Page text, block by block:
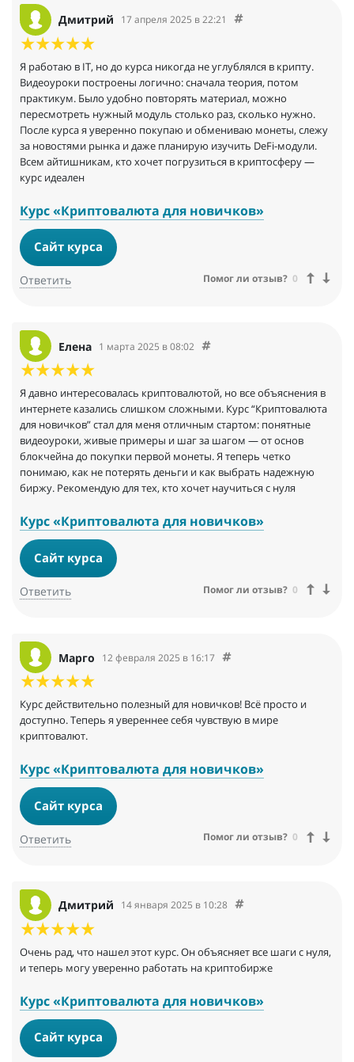
Дмитрий 17 апреля 2025 в 22:21
Я работаю в IT, но до курса никогда не углублялся в крипту.
Видеоуроки построены логично: сначала теория, потом
практикум. Было удобно повторять материал, можно
пересмотреть нужный модуль столько раз, сколько нужно.
После курса я уверенно покупаю и обмениваю монеты, слежу
за новостями рынка и даже планирую изучить DeFi-модули.
Всем айтишникам, кто хочет погрузиться в криптосферу —
курс идеален
Курс «Криптовалюта для новичков»
Сайт курса
Ответить Помог ли отзыв? 0
Елена 1 марта 2025 в 08:02
Я давно интересовалась криптовалютой, но все объяснения в
интернете казались слишком сложными. Курс “Криптовалюта
для новичков” стал для меня отличным стартом: понятные
видеоуроки, живые примеры и шаг за шагом — от основ
блокчейна до покупки первой монеты. Я теперь четко
понимаю, как не потерять деньги и как выбрать надежную
биржу. Рекомендую для тех, кто хочет научиться с нуля
Курс «Криптовалюта для новичков»
Сайт курса
Ответить Помог ли отзыв? 0
Марго 12 февраля 2025 в 16:17
Курс действительно полезный для новичков! Всё просто и
доступно. Теперь я увереннее себя чувствую в мире
криптовалют.
Курс «Криптовалюта для новичков»
Сайт курса
Ответить Помог ли отзыв? 0
Дмитрий 14 января 2025 в 10:28
Очень рад, что нашел этот курс. Он объясняет все шаги с нуля,
и теперь могу уверенно работать на криптобирже
Курс «Криптовалюта для новичков»
Сайт курса